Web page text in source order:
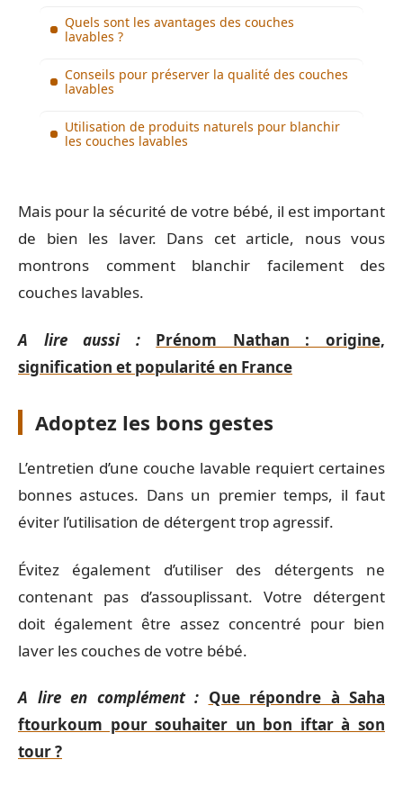
Quels sont les avantages des couches
lavables ?
Conseils pour préserver la qualité des couches
lavables
Utilisation de produits naturels pour blanchir
les couches lavables
Mais pour la sécurité de votre bébé, il est important
de bien les laver. Dans cet article, nous vous
montrons comment blanchir facilement des
couches lavables.
A lire aussi :
Prénom Nathan : origine,
signification et popularité en France
Adoptez les bons gestes
L’entretien d’une couche lavable requiert certaines
bonnes astuces. Dans un premier temps, il faut
éviter l’utilisation de détergent trop agressif.
Évitez également d’utiliser des détergents ne
contenant pas d’assouplissant. Votre détergent
doit également être assez concentré pour bien
laver les couches de votre bébé.
A lire en complément : Que répondre à Saha
ftourkoum pour souhaiter un bon iftar à son
tour ?